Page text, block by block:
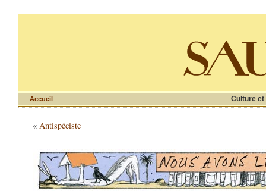
Culture et
Accueil
« Antispéciste